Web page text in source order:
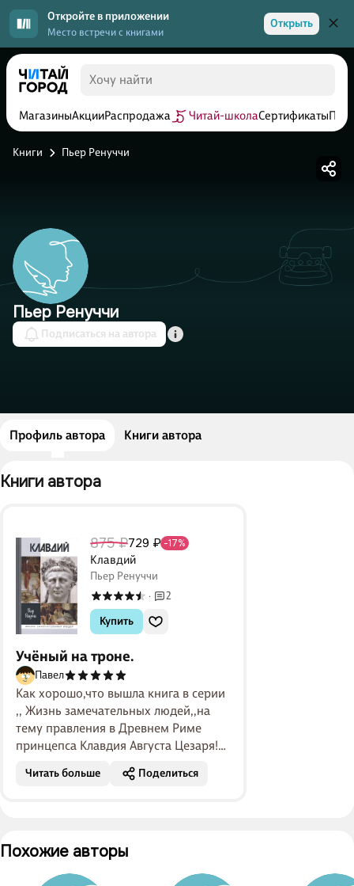
Откройте в приложении
Место встречи с книгами
Открыть
МагазиныАкцииРаспродажа Читай-школаСертификаты
Книги Пьер Ренуччи
Пьер Ренуччи
Подписаться на автора
Профиль автора Книги автора
Книги автора
875 ₽729 ₽ -17%
Клавдий
Пьер Ренуччи
·
2
Купить
Учёный на троне.
Павел
Как хорошо,что вышла книга в серии
,, Жизнь замечательных людей,,на
тему правления в Древнем Риме
принцепса Клавдия Августа Цезаря!
Его правление пришлось на время
между правлениями двух скандально
Читать больше Поделиться
Похожие авторы